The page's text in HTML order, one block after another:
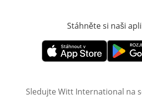
Stáhněte si naši
Otevře v novém okněOtevře v
Sledujte Witt International na